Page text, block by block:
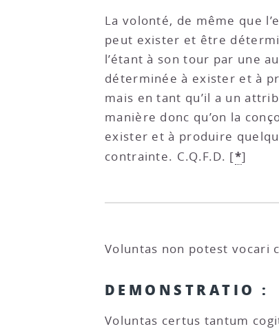
La volonté, de même que
peut exister et être
l’étant à son tour par une
déterminée à exister et à
mais en tant qu’il a un
manière donc qu’on la
exister et à produire
contrainte. C.Q.F.D. [*]
Voluntas non potest vocari
DEMONSTRATIO :
Voluntas certus tantum